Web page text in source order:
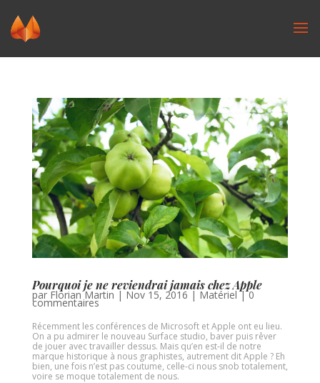
Pourquoi je ne reviendrai jamais chez Apple
par Florian Martin | Nov 15, 2016 | Matériel|0
commentaires
Récemment les conférences de Microsoft et Apple ont eu lieu.
On a pu admirer le nouveau Surface studio, baver puis rêver
de jouer avec travailler dessus. Mais qu’en est-il de notre
marque historique à nous graphistes, autrement dit Apple ? Eh
bien, une fois n’est pas coutume, celle-ci nous snob totalement,
voire se moque totalement de nous.